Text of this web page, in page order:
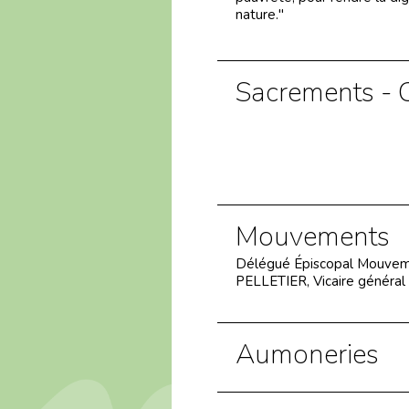
nature."
Sacrements -
Mouvements
Délégué Épiscopal
PELLETIER, Vicaire général
Aumoneries